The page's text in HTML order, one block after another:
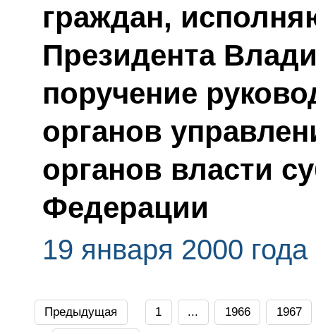
граждан,
Президента
поручение
органов
органов власти
Федерации
19 января 2000 года
Предыдущая 1 ... 1966 1967